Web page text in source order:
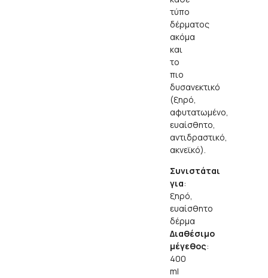
τύπο
δέρματος
ακόμα
και
το
πιο
δυσανεκτικό
(ξηρό,
αφυτατωμένο,
ευαίσθητο,
αντιδραστικό,
ακνεϊκό).
Συνιστάται
για:
ξηρό,
ευαίσθητο
δέρμα
Διαθέσιμο
μέγεθος:
400
ml